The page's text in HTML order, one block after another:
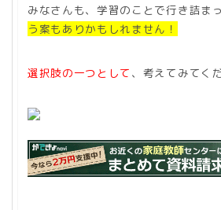
みなさんも、学習のことで行き詰ま
う案もありかもしれません！
選択肢の一つとして 、考えてみてく